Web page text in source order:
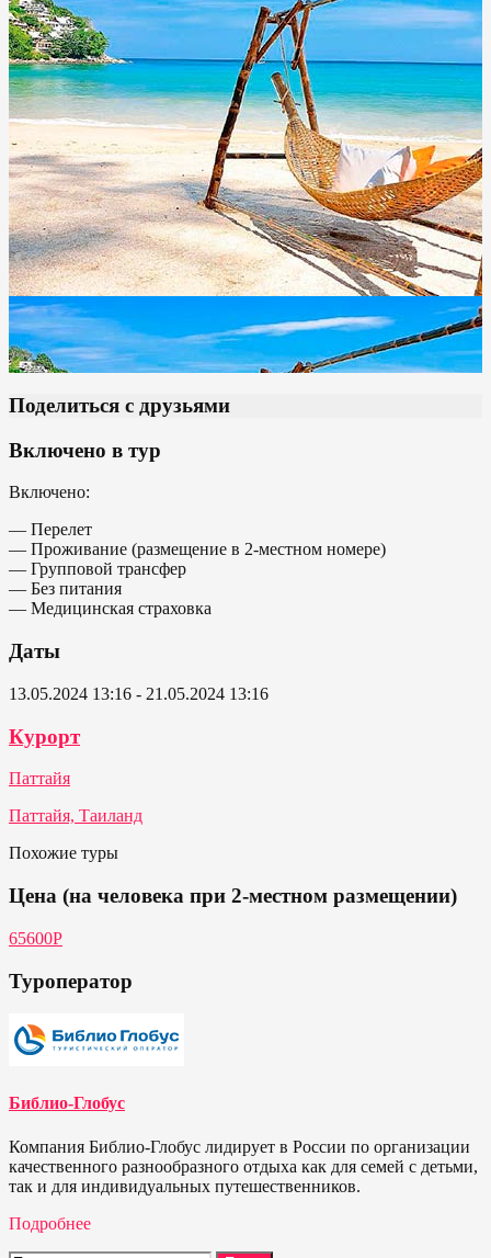
Поделиться с друзьями
Включено в тур
Включено:
— Перелет
— Проживание (размещение в 2-местном номере)
— Групповой трансфер
— Без питания
— Медицинская страховка
Даты
13.05.2024 13:16 - 21.05.2024 13:16
Курорт
Паттайя
Паттайя, Таиланд
Похожие туры
Цена (на человека при 2-местном размещении)
65600Р
Туроператор
Библио-Глобус
Компания Библио-Глобус лидирует в России по организации
качественного разнообразного отдыха как для семей с детьми,
так и для индивидуальных путешественников.
Подробнее